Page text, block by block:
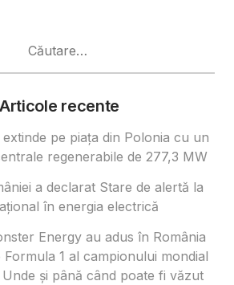
Articole recente
pe piața din Polonia cu un
regenerabile de 277,3 MW
a declarat Stare de alertă la
în energia electrică
Energy au adus în România
1 al campionului mondial
și până când poate fi văzut